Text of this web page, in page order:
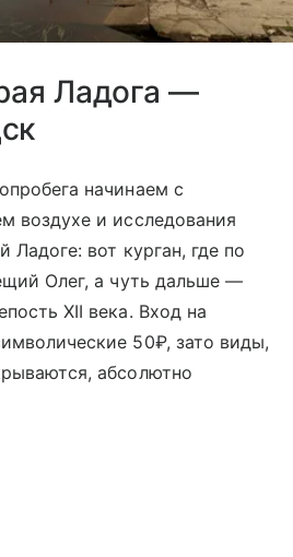
Ладога —
начинаем с
воздухе и исследования
Ладоге: вот курган, где по
Олег, а чуть дальше —
XII века. Вход на
50₽, зато виды,
абсолютно